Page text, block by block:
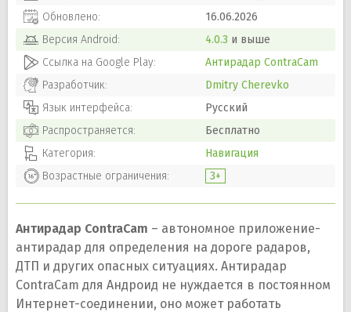
Обновлено:
16.06.2026
Версия Android: 4.0.3 и выше
Ссылка на Google Play:
Антирадар ContraCam
Разработчик:
Dmitry Cherevko
Язык интерфейса:
Русский
Распространяется:
Бесплатно
Категория:
Навигация
Возрастные ограничения:
3+
Антирадар ContraCam – автономное приложение-
антирадар для определения на дороге радаров,
ДТП и других опасных ситуациях. Антирадар
ContraCam для Андроид не нуждается в постоянном
Интернет-соединении, оно может работать